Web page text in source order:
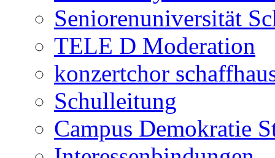
Seniorenuniversität
TELE D Moderation
konzertchor
Schulleitung
Campus Demokratie